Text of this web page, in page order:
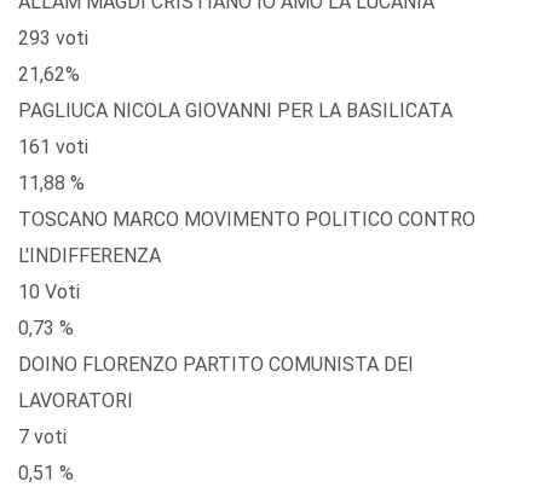
293 voti
21,62%
PAGLIUCA NICOLA GIOVANNI PER LA BASILICATA
161 voti
11,88 %
TOSCANO MARCO MOVIMENTO POLITICO CONTRO
L'INDIFFERENZA
10 Voti
0,73 %
DOINO FLORENZO PARTITO COMUNISTA DEI
LAVORATORI
7 voti
0,51 %